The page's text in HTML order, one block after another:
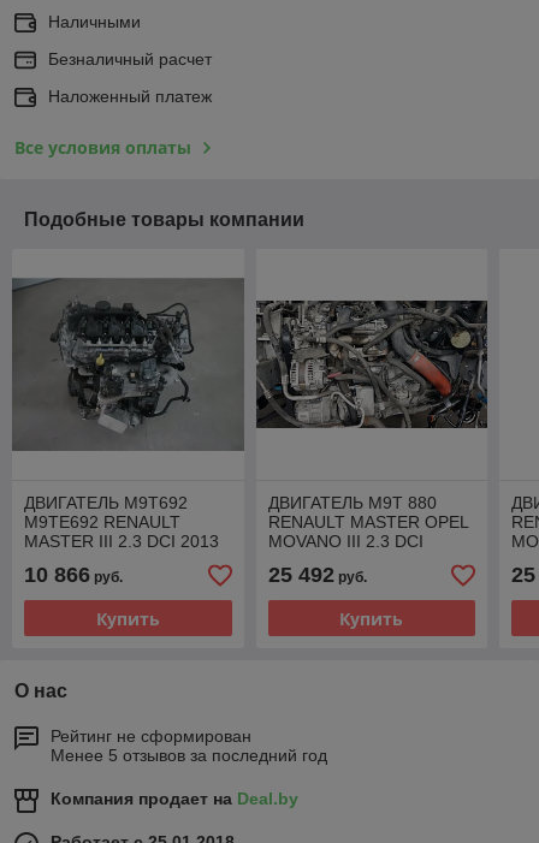
Наличными
Безналичный расчет
Наложенный платеж
Все условия оплаты
Подобные товары компании
ДВИГАТЕЛЬ M9T692
M9TE692 RENAULT
MASTER III 2.3 DCI 2013
10 866 руб.
Купить
ДВИГАТЕЛЬ M9T 880
RENAULT MASTER OPEL
MOVANO III 2.3 DCI
25 492руб.
Купить
О нас
Рейтинг не сформирован
Менее 5 отзывов за последний год
Компания продает на Deal.by